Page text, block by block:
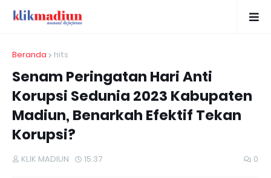
Beranda hits
Senam Peringatan Hari Anti
Korupsi Sedunia 2023 Kabupaten
Madiun, Benarkah Efektif Tekan
Korupsi?
KLIK MADIUN 15.37 0